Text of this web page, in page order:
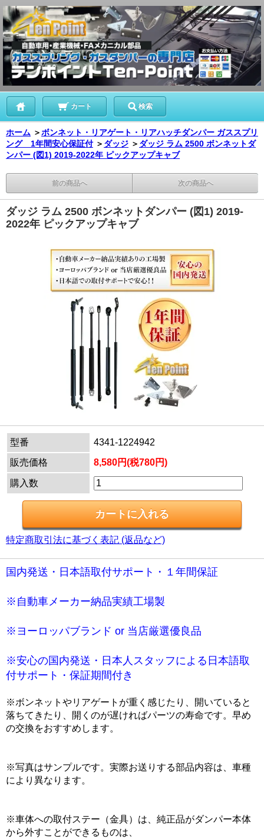
カート 検索
ホーム ＞ボンネット・リアゲート・リアハッチダンパー ガススプリ
ング 1年間安心保証付 ＞ ダッジ ＞ ダッジ ラム 2500 ボンネットダ
ンパー (図1) 2019-2022年 ピックアップキャブ
前の商品へ 次の商品へ
ダッジ ラム 2500 ボンネットダンパー (図1) 2019-
2022年 ピックアップキャブ
型番
4341-1224942
販売価格
8,580円(税780円)
購入数
特定商取引法に基づく表記 (返品など)
国内発送・日本語取付サポート・１年間保証
※自動車メーカー納品実績工場製
※ヨーロッパブランド or 当店厳選優良品
※安心の国内発送・日本人スタッフによる日本語取
付サポート・保証期間付き
※ボンネットやリアゲートが重く感じたり、開いていると
落ちてきたり、開くのが遅ければパーツの寿命です。早め
の交換をおすすめします。
※写真はサンプルです。実際お送りする部品内容は、車種
により異なります。
※車体への取付ステー（金具）は、純正品がダンパー本体
から外すことができるものは、